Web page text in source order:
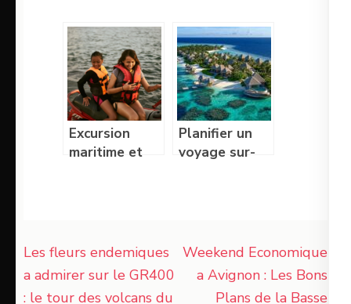
Excursion
maritime et
Dubaï
Planifier un
voyage sur-
Navigation
de
l’article
Les fleurs endemiques
a admirer sur le GR400
: le tour des volcans du
Weekend Economique
a Avignon : Les Bons
Plans de la Basse